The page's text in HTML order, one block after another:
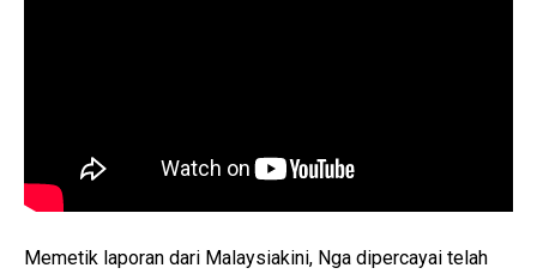
Memetik laporan dari Malaysiakini, Nga dipercayai telah